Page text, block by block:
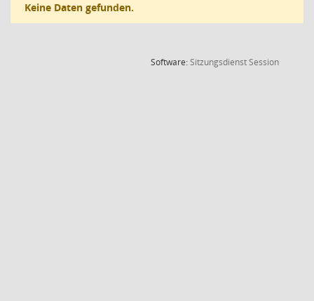
Keine Daten gefunden.
Software:SitzungsdienstSession(Wird in